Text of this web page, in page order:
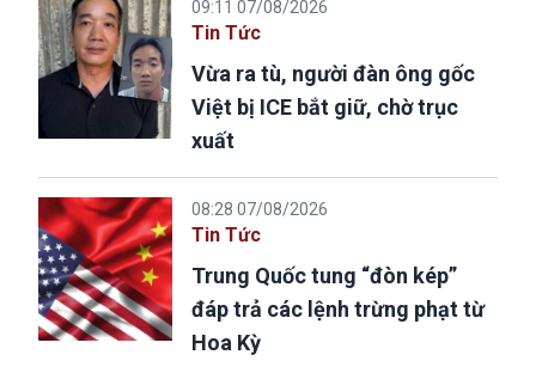
09:11 07/08/2026
Tin Tức
Vừa ra tù, người đàn ông gốc
Việt bị ICE bắt giữ, chờ trục
xuất
08:28 07/08/2026
Tin Tức
Trung Quốc tung “đòn kép”
đáp trả các lệnh trừng phạt từ
Hoa Kỳ